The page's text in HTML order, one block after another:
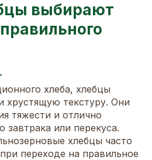
выбирают
хлеба, хлебцы
хрустящую текстуру. Они
тяжести и отлично
завтрака или перекуса.
хлебцы часто
переходе на правильное